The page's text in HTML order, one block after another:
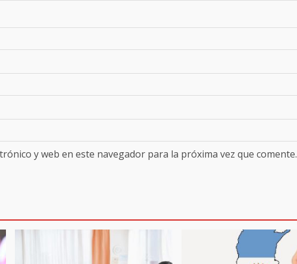
y web en este navegador para la próxima vez que comente.